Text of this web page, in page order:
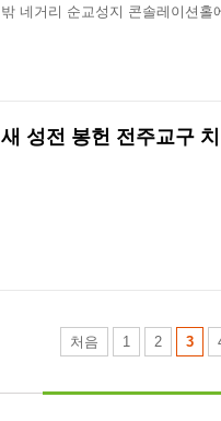
밖 네거리 순교성지 콘솔레이션
새 성전 봉헌 전주교구
처음 1 2 3